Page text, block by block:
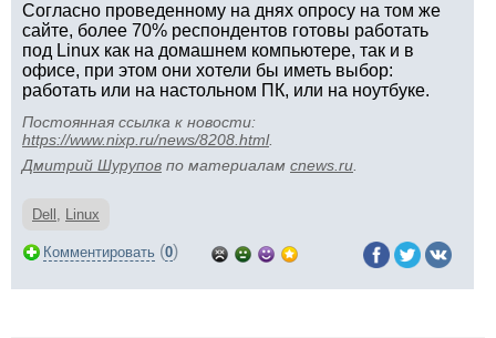
Согласно проведенному на днях опросу на том же
сайте, более 70% респондентов готовы работать
под Linux как на домашнем компьютере, так и в
офисе, при этом они хотели бы иметь выбор:
работать или на настольном ПК, или на ноутбуке.
Постоянная ссылка к новости:
https://www.nixp.ru/news/8208.html.
Дмитрий Шурупов по материалам cnews.ru
Dell , Linux
Комментировать (0)